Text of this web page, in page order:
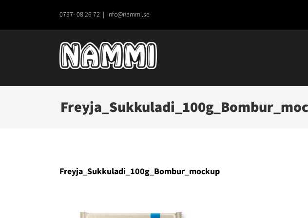
0737- 08 26 72 | info@nammi.se
Freyja_Sukkuladi_100g_Bombur_mockup